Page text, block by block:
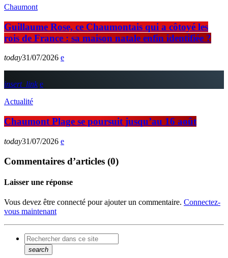
Chaumont
Guillaume Rose, ce Chaumontais qui a côtoyé les
rois de France : sa maison natale enfin identifiée ?
today31/07/2026
insert_link
Actualité
Chaumont Plage se poursuit jusqu’au 16 août
today31/07/2026
Commentaires d’articles (0)
Laisser une réponse
Vous devez être connecté pour ajouter un commentaire. Connectez-
vous maintenant
search